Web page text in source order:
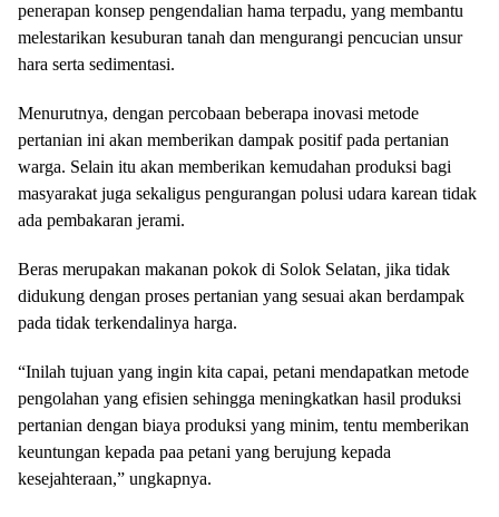
penerapan konsep pengendalian hama terpadu, yang membantu
melestarikan kesuburan tanah dan mengurangi pencucian unsur
hara serta sedimentasi.
Menurutnya, dengan percobaan beberapa inovasi metode
pertanian ini akan memberikan dampak positif pada pertanian
warga. Selain itu akan memberikan kemudahan produksi bagi
masyarakat juga sekaligus pengurangan polusi udara karean tidak
ada pembakaran jerami.
Beras merupakan makanan pokok di Solok Selatan, jika tidak
didukung dengan proses pertanian yang sesuai akan berdampak
pada tidak terkendalinya harga.
“Inilah tujuan yang ingin kita capai, petani mendapatkan metode
pengolahan yang efisien sehingga meningkatkan hasil produksi
pertanian dengan biaya produksi yang minim, tentu memberikan
keuntungan kepada paa petani yang berujung kepada
kesejahteraan,” ungkapnya.